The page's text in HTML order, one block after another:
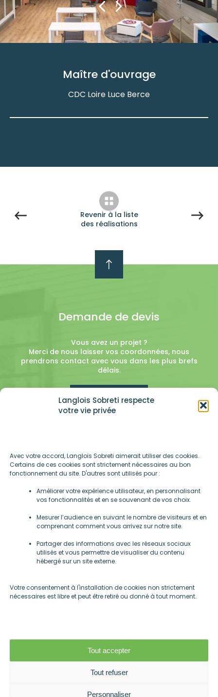
Langlois Sobreti respecte
votre vie privée
Avec votre accord, Langlois Sobreti aimerait utiliser des cookies.
Certains de ces cookies sont strictement nécessaires au bon
fonctionnement du site. D'autres sont utilisés pour :
Améliorer votre expérience utilisateur, en personnalisant
vos fonctionnalités et en se souvenant de vos choix.
Mesurer l’audience en suivant le nombre de visiteurs et en
comprenant comment vous arrivez sur notre site.
Partager des informations avec les réseaux sociaux
utilisés et vous permettre de visualiser du contenu
hébergé sur un site externe.
Votre consentement à l'installation de cookies non strictement
nécessaires est libre et peut être retiré ou donné à tout moment.
Tout accepter
Tout refuser
Personnaliser
Maître d'ouvrage
CDC Loire Luce Berce
Revenir à la liste
des réalisations
Demande de devis
Vous avez un projet ?
Merci de nous laisser vos coordonnées, nous
prendrons contact avec vous dans les plus brefs
délais.
En savoir plus
-
Gestions des cookies
Société
Cloisons amovibles
Réalisations
Agences
Blog